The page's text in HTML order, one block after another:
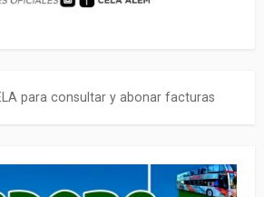
para consultar y abonar facturas